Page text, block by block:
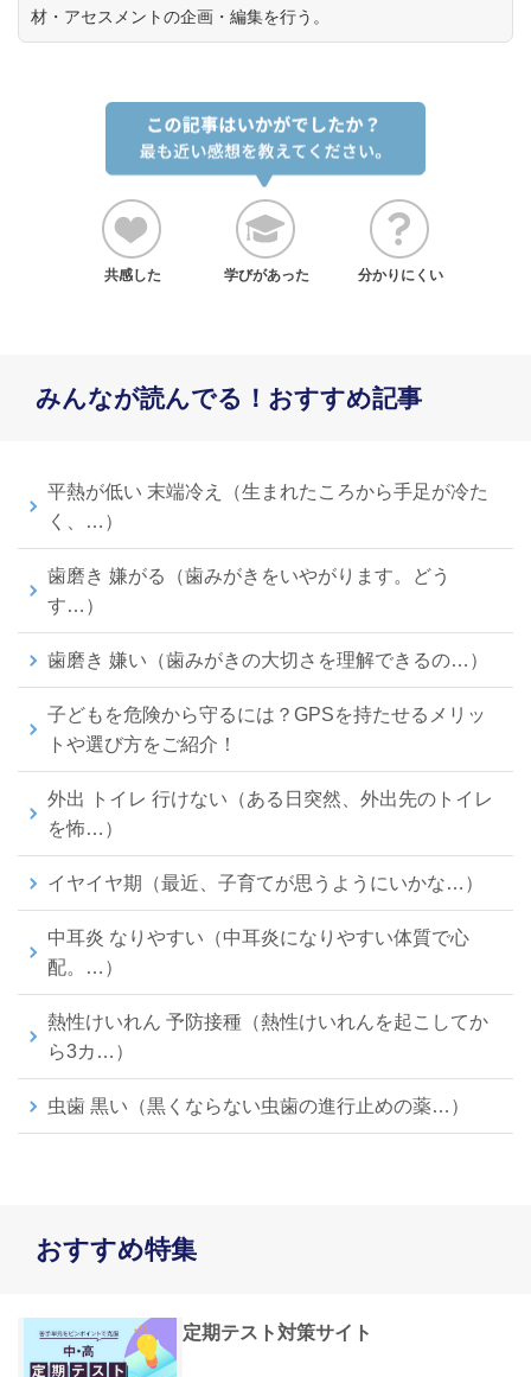
材・アセスメントの企画・編集を行う。
共感した 学びがあった 分かりにくい
みんなが読んでる！おすすめ記事
平熱が低い 末端冷え（生まれたころから手足が冷た
く、…）
歯磨き 嫌がる（歯みがきをいやがります。どう
す…）
歯磨き 嫌い（歯みがきの大切さを理解できるの…）
子どもを危険から守るには？GPSを持たせるメリッ
トや選び方をご紹介！
外出 トイレ 行けない（ある日突然、外出先のトイレ
を怖…）
イヤイヤ期（最近、子育てが思うようにいかな…）
中耳炎 なりやすい（中耳炎になりやすい体質で心
配。…）
熱性けいれん 予防接種（熱性けいれんを起こしてか
ら3カ…）
虫歯 黒い（黒くならない虫歯の進行止めの薬…）
おすすめ特集
定期テスト対策サイト